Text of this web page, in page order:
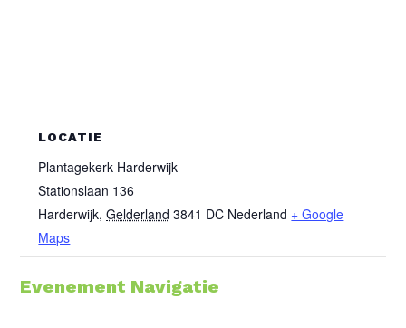
LOCATIE
Plantagekerk Harderwijk
Stationslaan 136
Harderwijk, Gelderland 3841 DC Nederland + Google
Maps
Evenement Navigatie